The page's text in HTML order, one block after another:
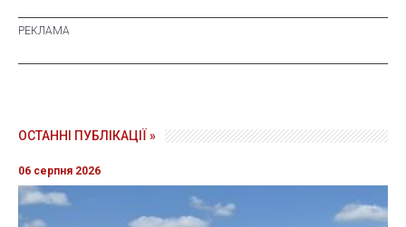
ОСТАННІ ПУБЛІКАЦІЇ »
06 серпня 2026